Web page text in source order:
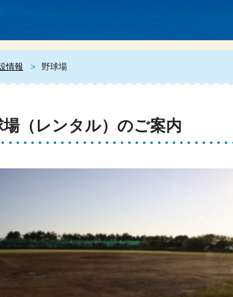
情報 野球場
場（レンタル）のご案内